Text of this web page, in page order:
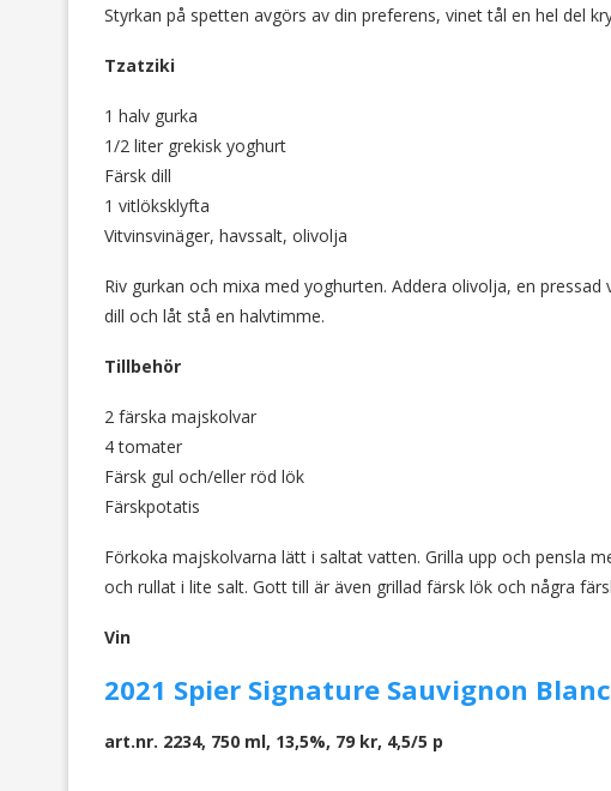
Styrkan på spetten avgörs av din preferens, vinet tål en hel del
Tzatziki
1 halv gurka
1/2 liter grekisk yoghurt
Färsk dill
1 vitlöksklyfta
Vitvinsvinäger, havssalt, olivolja
Riv gurkan och mixa med yoghurten. Addera olivolja, en
dill och låt stå en halvtimme.
Tillbehör
2 färska majskolvar
4 tomater
Färsk gul och/eller röd lök
Färskpotatis
Förkoka majskolvarna lätt i saltat vatten. Grilla upp och pensla
och rullat i lite salt. Gott till är även grillad färsk lök och några
Vin
2021 Spier Signature Sauvignon
art.nr. 2234, 750 ml, 13,5%, 79 kr, 4,5/5 p